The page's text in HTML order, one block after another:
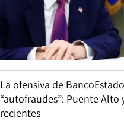
La ofensiva de
“autofraudes”: Puente
recientes